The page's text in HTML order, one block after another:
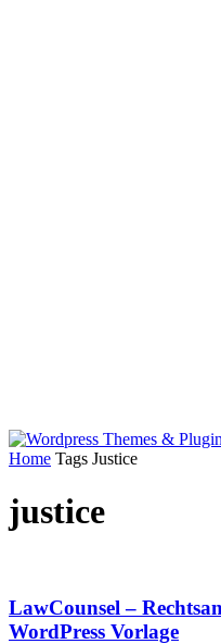
Home Tags Justice
justice
LawCounsel –
WordPress Vorlage